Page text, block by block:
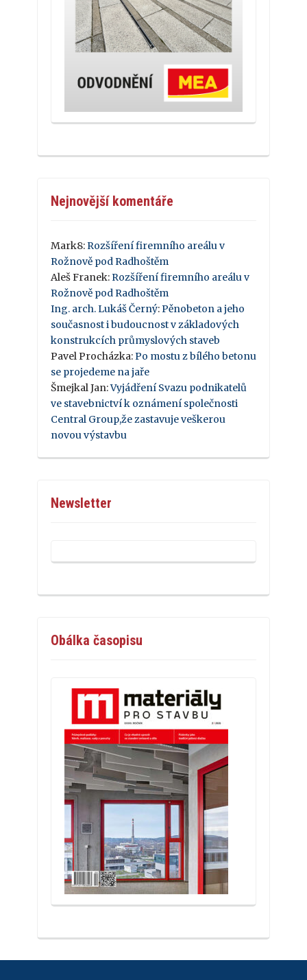
Nejnovější komentáře
Mark8: Rozšíření firemního areálu v
Rožnově pod Radhoštěm
Aleš Franek: Rozšíření firemního areálu v
Rožnově pod Radhoštěm
Ing. arch. Lukáš Černý: Pěnobeton a jeho
současnost i budoucnost v základových
konstrukcích průmyslových staveb
Pavel Procházka: Po mostu z bílého betonu
se projedeme na jaře
Šmejkal Jan:Vyjádření Svazu podnikatelů
ve stavebnictví k oznámení společnosti
Central Group,že zastavuje veškerou
novou výstavbu
Newsletter
Obálka časopisu